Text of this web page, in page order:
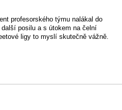
profesorského týmu nalákal do
posilu a s útokem na čelní
ligy to myslí skutečně vážně.